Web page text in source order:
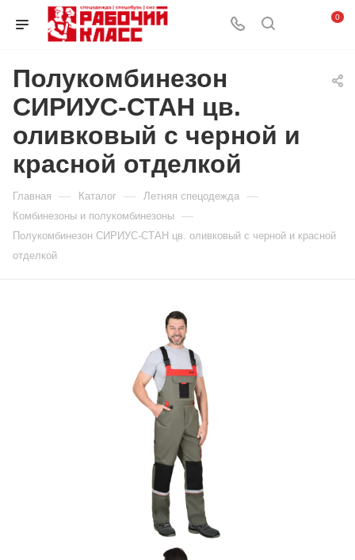
0
Полукомбинезон
СИРИУС-СТАН цв.
оливковый с черной и
красной отделкой
Главная — Каталог — Летняя спецодежда —
Комбинезоны и полукомбинезоны —
Полукомбинезон СИРИУС-СТАН цв. оливковый с черной и красной
отделкой